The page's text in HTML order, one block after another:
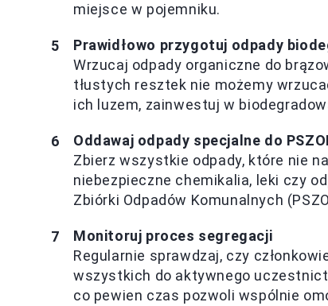
miejsce w pojemniku.
Prawidłowo przygotuj odpady
Wrzucaj odpady organiczne do
tłustych resztek nie możemy
ich luzem, zainwestuj w
Oddawaj odpady specjalne do
Zbierz wszystkie odpady, które nie
niebezpieczne chemikalia, leki czy
Zbiórki Odpadów Komunalnych
Monitoruj proces segregacji
Regularnie sprawdzaj, czy
wszystkich do aktywnego
co pewien czas pozwoli wspólnie